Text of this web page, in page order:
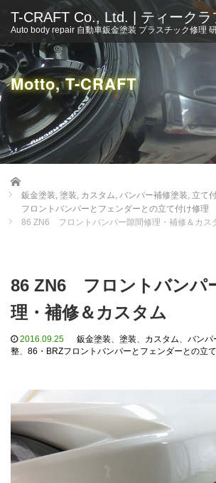
T-CRAFT Co., Ltd. | ティーク
Auto body repair 自動車鈑金塗装 プラスチック修理
Motto, T-CRAFT
Home
鈑金塗装, 塗装, カスタム, バンパー補修塗装, 立て
フロントバンパーとフェンダーとの立て付け修理
86 ZN6 フロントバンパー隙間修理・補修＆カス
86 ZN6 フロントバンパ
理・補修＆カスタム
2016.09.25 鈑金塗装、 塗装、 カスタム、 バンパ
整、 86・BRZフロントバンパーとフェンダーとの立